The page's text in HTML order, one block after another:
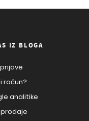
IZ BLOGA
račun?
analitike